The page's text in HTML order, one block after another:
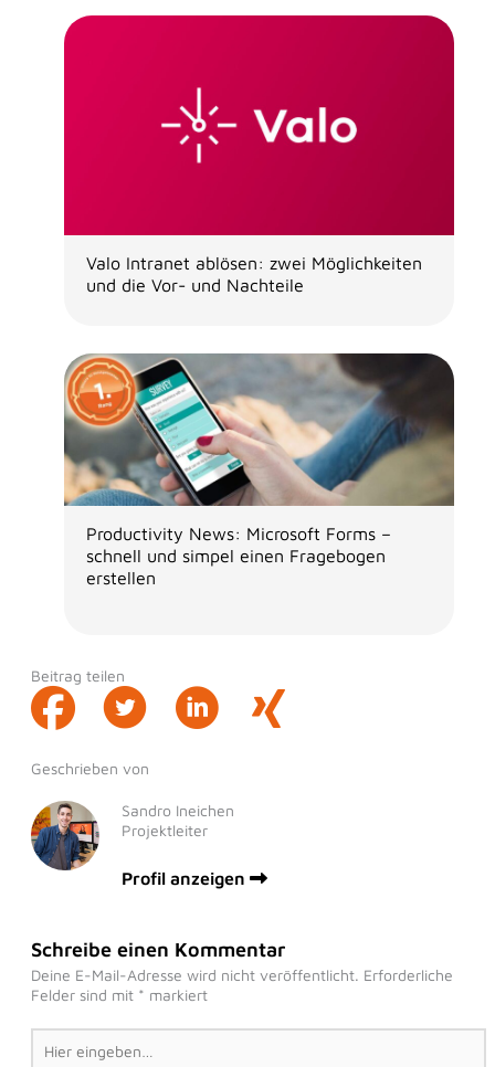
Valo Intranet ablösen: zwei Möglichkeiten
und die Vor- und Nachteile
Productivity News: Microsoft Forms –
schnell und simpel einen Fragebogen
erstellen
Beitrag teilen
Geschrieben von
Sandro Ineichen
Projektleiter
Profil anzeigen
Schreibe einen Kommentar
Deine E-Mail-Adresse wird nicht veröffentlicht. Erforderliche
Felder sind mit * markiert
Hier
eingeben…